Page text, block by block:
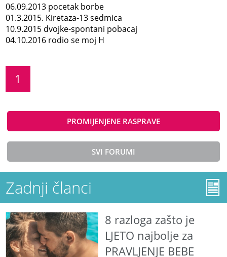
06.09.2013 pocetak borbe
01.3.2015. Kiretaza-13 sedmica
10.9.2015 dvojke-spontani pobacaj
04.10.2016 rodio se moj H
1
PROMIJENJENE RASPRAVE
SVI FORUMI
Zadnji članci
8 razloga zašto je
LJETO najbolje za
PRAVLJENJE BEBE